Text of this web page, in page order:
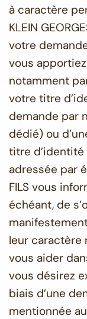
à caractère
KLEIN
votre
vous
notamment
votre titre
demande par
dédié) ou
titre d’identité
adressée par
FILS vous
échéant, de
leur caractère
vous aider
vous désirez
biais d’une
mentionnée